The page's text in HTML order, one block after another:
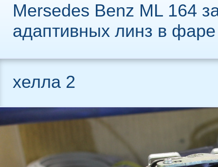
Mersedes Benz ML 164
адаптивных линз в фаре
хелла 2